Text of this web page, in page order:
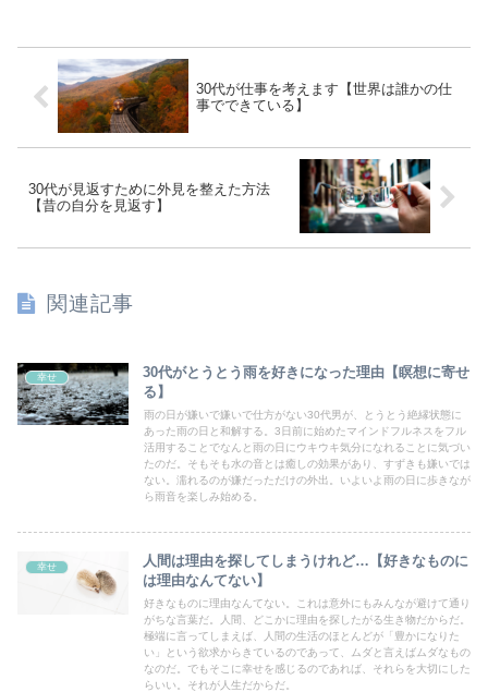
30代が仕事を考えます【世界は誰かの仕
事でできている】
30代が見返すために外見を整えた方法
【昔の自分を見返す】
関連記事
幸せ
30代がとうとう雨を好きになった理由【瞑想に寄せ
る】
雨の日が嫌いで嫌いで仕方がない30代男が、とうとう絶縁状態に
あった雨の日と和解する。3日前に始めたマインドフルネスをフル
活用することでなんと雨の日にウキウキ気分になれることに気づい
たのだ。そもそも水の音とは癒しの効果があり、すずきも嫌いでは
ない。濡れるのが嫌だっただけの外出。いよいよ雨の日に歩きなが
ら雨音を楽しみ始める。
幸せ
人間は理由を探してしまうけれど…【好きなものに
は理由なんてない】
好きなものに理由なんてない。これは意外にもみんなが避けて通り
がちな言葉だ。人間、どこかに理由を探したがる生き物だからだ。
極端に言ってしまえば、人間の生活のほとんどが「豊かになりた
い」という欲求からきているのであって、ムダと言えばムダなもの
なのだ。でもそこに幸せを感じるのであれば、それらを大切にした
らいい。それが人生だからだ。